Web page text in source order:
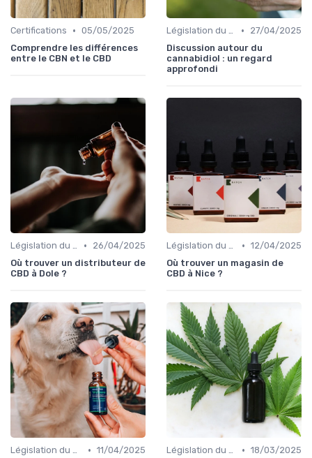
Certifications • 05/05/2025
Comprendre les différences
entre le CBN et le CBD
Législation du CBD •
27/04/2025
Discussion autour du
cannabidiol : un regard
approfondi
Législation du CBD •
26/04/2025
Où trouver un distributeur de
CBD à Dole ?
Législation du CBD • 12/04/2025
Où trouver un magasin de
CBD à Nice ?
Législation du CBD • 11/04/2025
Législation du CBD • 18/03/2025